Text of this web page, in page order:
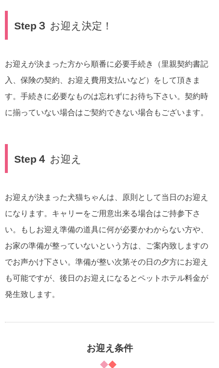
Step３ お迎え決定！
お迎えが決まった方から順番に必要手続き（里親契約書記
入、保険の契約、お迎え費用支払いなど）をして頂きま
す。手続きに必要なものは忘れずにお待ち下さい。契約時
に揃っていない場合はご契約できない場合もございます。
Step４ お迎え
お迎えが決まった犬猫ちゃんは、原則として当日のお迎え
になります。キャリーをご用意出来る場合はご持参下さ
い。もしお迎え準備の道具に何が必要かわからない方や、
お家の準備が整っていないという方は、ご案内致しますの
でお声かけ下さい。準備が整い次第その日の夕方にお迎え
も可能ですが、後日のお迎えになるとペットホテル料金が
発生致します。
お迎え条件